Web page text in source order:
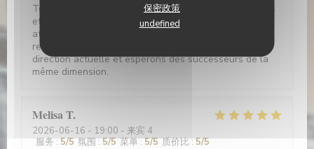
保密政策
undefined
Toujours aussi délicieux. Des plats traditionnels variés
et riches en goût, un service très souriant et
attentionné, un excellent rapport qualité-prix. Nous
regrettons le prochain transfert d'activité de la
direction actuelle et espérons des successeurs de la
même dimension.
MelisaT
2026-06-16 - 19:00 - 来宾 4
服务 : 5/5 氛围:5/5 菜单:5/5 质价比:5/5